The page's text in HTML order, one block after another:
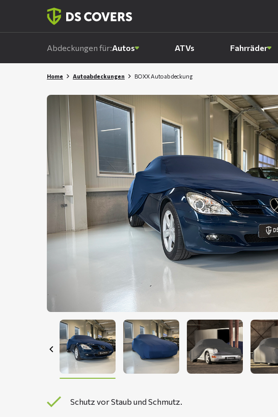
Abdeckungen für:Autos ATVs Fahrräder
Home Autoabdeckungen BOXX Autoabdeckung
Schutz vor Staub und Schmutz.